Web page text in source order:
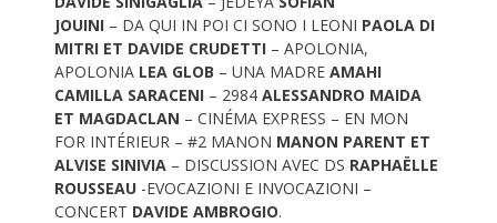
JOUINI – DA QUI IN POI CI SONO I LEONI PAOLA DI
MITRI ET DAVIDE CRUDETTI – APOLONIA,
APOLONIA LEA GLOB – UNA MADREAMAHI
CAMILLA SARACENI – 2984ALESSANDRO MAIDA
ET MAGDACLAN – CINÉMA EXPRESS – EN MON
FOR INTÉRIEUR – #2 MANON MANON PARENT ET
ALVISE SINIVIA – DISCUSSION AVEC DS RAPHAËLLE
ROUSSEAU -EVOCAZIONI E INVOCAZIONI –
CONCERT DAVIDE AMBROGIO.